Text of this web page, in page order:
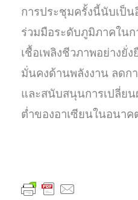
การประชุมครั้งนี้นับเป็
ร่วมมือระดับภูมิภาคใน
เชื้อเพลิงชีวภาพอย่างยั่ง
มั่นคงด้านพลังงาน ลดก
และสนับสนุนการเปลี่ย
ต่ำของอาเซียนในอนาค